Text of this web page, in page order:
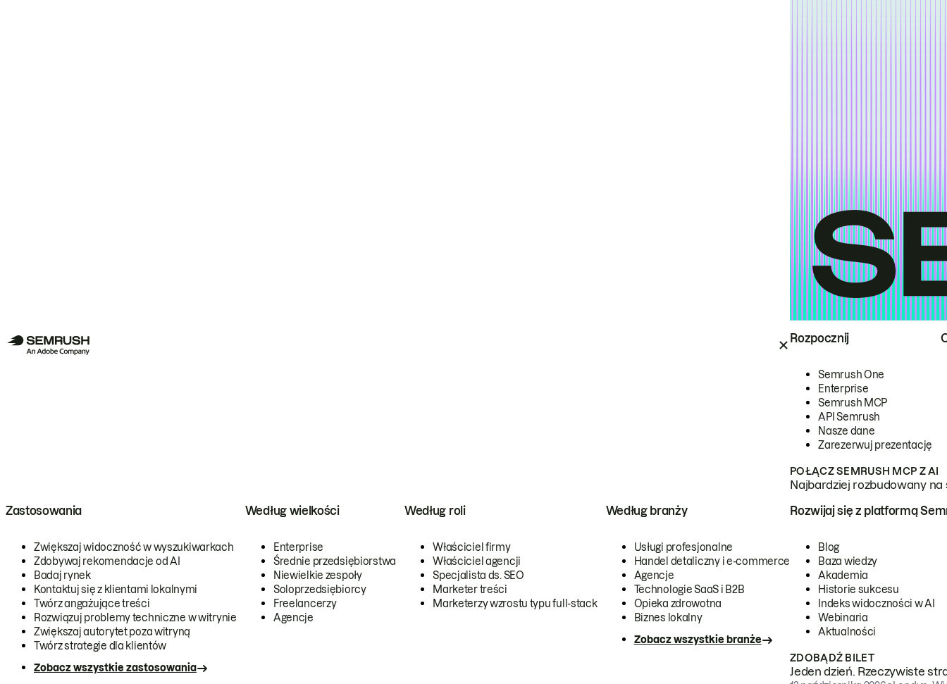
Rozpocznij
Semrush One
Enterprise
Semrush MCP
API Semrush
Nasze dane
Zarezerwuj prezentację
POŁĄCZ SEMRUSH MCP Z AI
Najbardziej rozbudowany
Zastosowania
Zwiększaj widoczność w wyszukiwarkach
Zdobywaj rekomendacje od AI
Badaj rynek
Kontaktuj się z klientami lokalnymi
Twórz angażujące treści
Rozwiązuj problemy techniczne w witrynie
Zwiększaj autorytet poza witryną
Twórz strategie dla klientów
Zobacz wszystkie zastosowania
Według wielkości
Enterprise
Średnie przedsiębiorstwa
Niewielkie zespoły
Soloprzedsiębiorcy
Freelancerzy
Agencje
Według roli
Właściciel firmy
Właściciel agencji
Specjalista ds. SEO
Marketer treści
Marketerzy wzrostu typu full-stack
Według branży
Usługi profesjonalne
Handel detaliczny i e-commerce
Agencje
Technologie SaaS i B2B
Opieka zdrowotna
Biznes lokalny
Zobacz wszystkie branże
Rozwijaj się z platformą
Blog
Baza wiedzy
Akademia
Historie sukcesu
Indeks widoczności w AI
Webinaria
Aktualności
ZDOBĄDŹ BILET
Jeden dzień. Rzeczywiste